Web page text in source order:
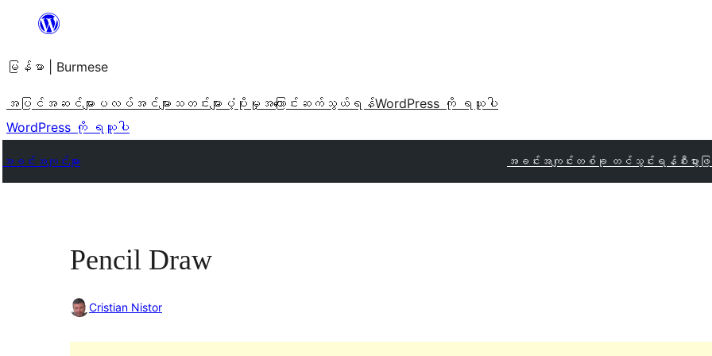
အကြောင်းအရာ
ကျော်သွား
ရန်
မြန်မာ | Burmese
အပြင်အဆင်များ ပလပ်အင်များ သတင်းများ ပံ့ပိုးမှု အကြောင်း ဆက်သွယ်ရန်WordPress ကို ရယူပါ
WordPress ကို ရယူပါ
အခင်းအကျင်းများ အခင်းအကျင်းတစ်ခု တင်သွင်းရန် စီးပွာ
Pencil Draw
Cristian Nistor